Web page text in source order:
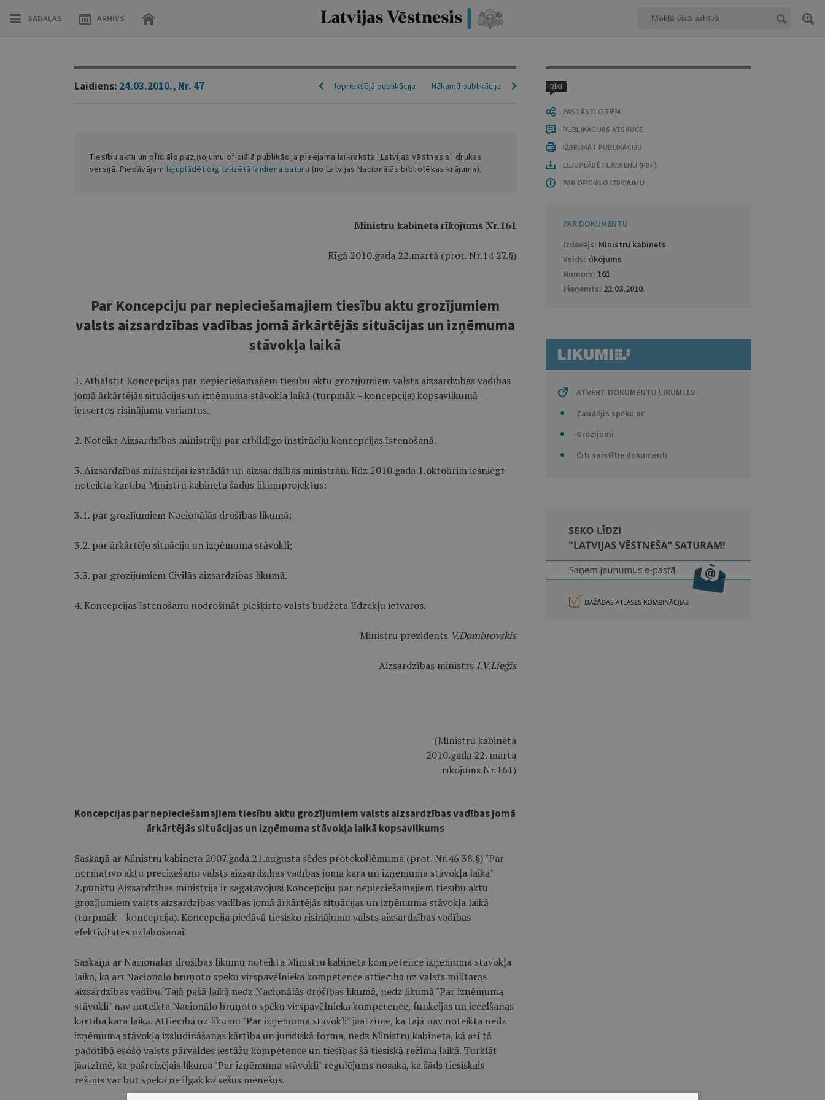
SADAĻAS ARHĪVS
RĪKI
PASTĀSTI CITIEM
PUBLIKĀCIJAS ATSAUCE
IZDRUKĀT PUBLIKĀCIJU
LEJUPLĀDĒT LAIDIENU (PDF)
PAR OFICIĀLO IZDEVUMU
PAR DOKUMENTU
Izdevējs: Ministru kabinets
Veids: rīkojums
Numurs: 161
Pieņemts: 22.03.2010.
ATVĒRT DOKUMENTU LIKUMI.LV
Zaudējis spēku ar
Grozījumi
Citi saistītie dokumenti
Laidiens: 24.03.2010., Nr. 47 Nākamā publikācija
Iepriekšējā publikācija
Tiesību aktu un oficiālo paziņojumu oficiālā publikācija pieejama laikraksta "Latvijas Vēstnesis" drukas
versijā. Piedāvājam lejuplādēt digitalizētā laidiena saturu (no Latvijas Nacionālās bibliotēkas krājuma).
Ministru kabineta rīkojums Nr.161
Rīgā 2010.gada 22.martā (prot. Nr.14 27.§)
Par Koncepciju par nepieciešamajiem tiesību aktu grozījumiem
valsts aizsardzības vadības jomā ārkārtējās situācijas un izņēmuma
stāvokļa laikā
1. Atbalstīt Koncepcijas par nepieciešamajiem tiesību aktu grozījumiem valsts aizsardzības vadības
jomā ārkārtējās situācijas un izņēmuma stāvokļa laikā (turpmāk – koncepcija) kopsavilkumā
ietvertos risinājuma variantus.
2. Noteikt Aizsardzības ministriju par atbildīgo institūciju koncepcijas īstenošanā.
3. Aizsardzības ministrijai izstrādāt un aizsardzības ministram līdz 2010.gada 1.oktobrim iesniegt
noteiktā kārtībā Ministru kabinetā šādus likumprojektus:
3.1. par grozījumiem Nacionālās drošības likumā;
3.2. par ārkārtējo situāciju un izņēmuma stāvokli;
3.3. par grozījumiem Civilās aizsardzības likumā.
4. Koncepcijas īstenošanu nodrošināt piešķirto valsts budžeta līdzekļu ietvaros.
Ministru prezidents V.Dombrovskis
Aizsardzības ministrs I.V.Lieģis
(Ministru kabineta
2010.gada 22. marta
rīkojums Nr.161)
Koncepcijas par nepieciešamajiem tiesību aktu grozījumiem valsts aizsardzības vadības jomā
ārkārtējās situācijas un izņēmuma stāvokļa laikā kopsavilkums
Saskaņā ar Ministru kabineta 2007.gada 21.augusta sēdes protokollēmuma (prot. Nr.46 38.§) "Par
normatīvo aktu precizēšanu valsts aizsardzības vadības jomā kara un izņēmuma stāvokļa laikā"
2.punktu Aizsardzības ministrija ir sagatavojusi Koncepciju par nepieciešamajiem tiesību aktu
grozījumiem valsts aizsardzības vadības jomā ārkārtējās situācijas un izņēmuma stāvokļa laikā
(turpmāk – koncepcija). Koncepcija piedāvā tiesisko risinājumu valsts aizsardzības vadības
efektivitātes uzlabošanai.
Saskaņā ar Nacionālās drošības likumu noteikta Ministru kabineta kompetence izņēmuma stāvokļa
laikā, kā arī Nacionālo bruņoto spēku virspavēlnieka kompetence attiecībā uz valsts militārās
aizsardzības vadību. Tajā pašā laikā nedz Nacionālās drošības likumā, nedz likumā "Par izņēmuma
stāvokli" nav noteikta Nacionālo bruņoto spēku virspavēlnieka kompetence, funkcijas un iecelšanas
kārtība kara laikā. Attiecībā uz likumu "Par izņēmuma stāvokli" jāatzīmē, ka tajā nav noteikta nedz
izņēmuma stāvokļa izsludināšanas kārtība un juridiskā forma, nedz Ministru kabineta, kā arī tā
padotībā esošo valsts pārvaldes iestāžu kompetence un tiesības šā tiesiskā režīma laikā. Turklāt
jāatzīmē, ka pašreizējais likuma "Par izņēmuma stāvokli" regulējums nosaka, ka šāds tiesiskais
režīms var būt spēkā ne ilgāk kā sešus mēnešus.